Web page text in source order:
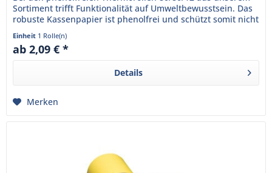
Sortiment trifft Funktionalität auf Umweltbewusstsein. Das
robuste Kassenpapier ist phenolfrei und schützt somit nicht
nur...
Einheit 1 Rolle(n)
ab 2,09 € *
Details
Merken